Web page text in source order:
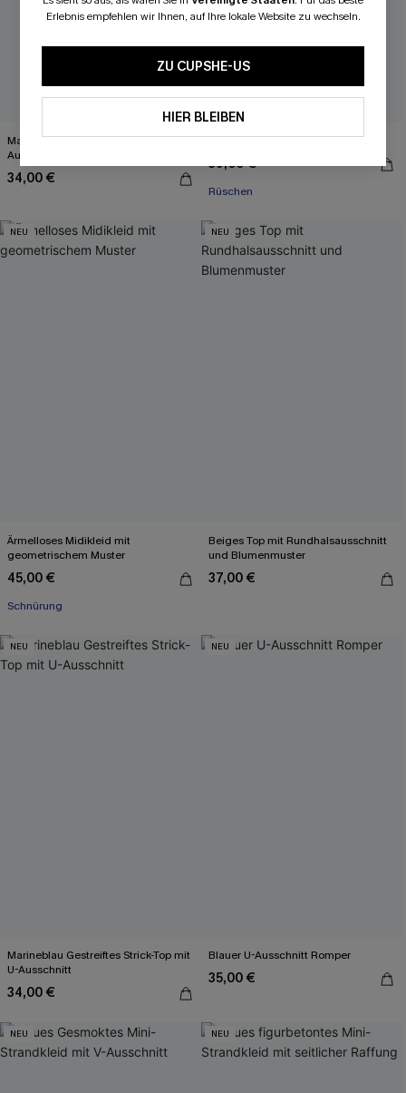
Marineblaues Träger-Top mit V-
Ausschnitt und Spitzenbesatz
34,00 €
Gestreiftes Strick-Peplum-Top
39,00 €
Rüschen
NEU
Ärmelloses Midikleid mit
geometrischem Muster
45,00 €
Schnürung
NEU
Beiges Top mit Rundhalsausschnitt
und Blumenmuster
37,00 €
NEU
Marineblau Gestreiftes Strick-Top mit
U-Ausschnitt
34,00 €
NEU
Blauer U-Ausschnitt Romper
35,00 €
NEU NEU
Erlebnis empfehlen wir Ihnen, auf Ihre lokale Website zu wechseln.
ZU CUPSHE-US
HIER BLEIBEN